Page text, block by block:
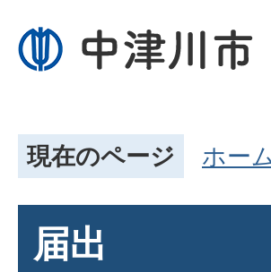
現在のページ ホー
届出